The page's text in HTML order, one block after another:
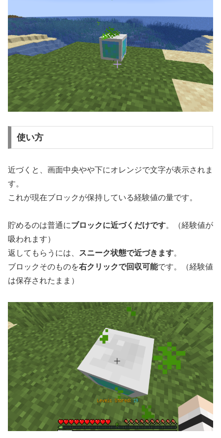
使い方
近づくと、画面中央やや下にオレンジで文字が表示されま
す。
これが現在ブロックが保持している経験値の量です。
貯めるのは普通にブロックに近づくだけです。（経験値が
吸われます）
返してもらうには、 スニーク状態で近づきます。
ブロックそのものを右クリックで回収可能です。（経験値
は保存されたまま）